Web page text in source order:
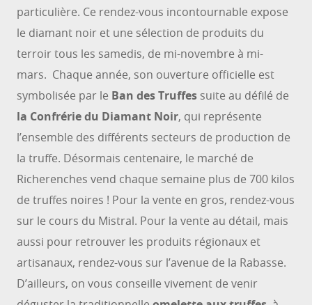
particulière. Ce rendez-vous incontournable expose
le diamant noir et une sélection de produits du
terroir tous les samedis, de mi-novembre à mi-
mars. Chaque année, son ouverture officielle est
symbolisée par le Ban des Truffes suite au défilé de
la Confrérie du Diamant Noir, qui représente
l’ensemble des différents secteurs de production de
la truffe. Désormais centenaire, le marché de
Richerenches vend chaque semaine plus de 700 kilos
de truffes noires ! Pour la vente en gros, rendez-vous
sur le cours du Mistral. Pour la vente au détail, mais
aussi pour retrouver les produits régionaux et
artisanaux, rendez-vous sur l’avenue de la Rabasse.
D’ailleurs, on vous conseille vivement de venir